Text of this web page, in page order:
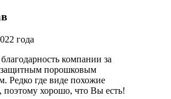
года
компании за
порошковым
Редко где виде похожие
поэтому хорошо, что Вы есть!